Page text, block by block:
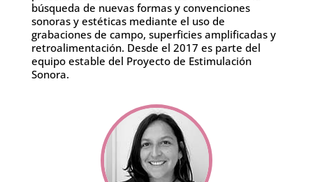
búsqueda de nuevas formas y convenciones
sonoras y estéticas mediante el uso de
grabaciones de campo, superficies amplificadas y
retroalimentación. Desde el 2017 es parte del
equipo estable del Proyecto de Estimulación
Sonora.